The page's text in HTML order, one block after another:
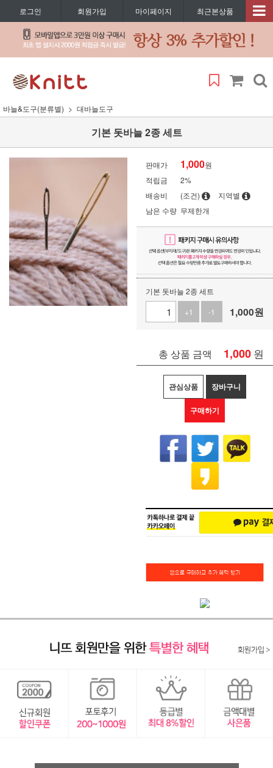
로그인 회원가입 마이페이지 최근본상품
바늘&도구(분류별) 대바늘도구
기본 돗바늘 2종 세트
판매가 1,000원
적립금
2%
배송비
(조건)
지역별
남은 수량 무제한개
기본 돗바늘 2종 세트
+1
-1 1,000원
총 상품 금액 1,000 원
관심상품 장바구니
구매하기